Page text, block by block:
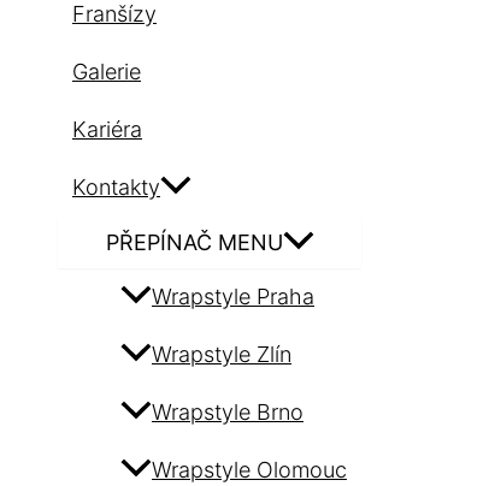
Franšízy
Galerie
Kariéra
Kontakty
PŘEPÍNAČ MENU
Wrapstyle Praha
Wrapstyle Zlín
Wrapstyle Brno
Wrapstyle Olomouc